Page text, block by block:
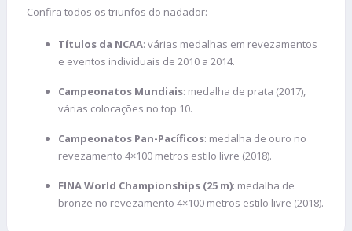
Confira todos os triunfos do nadador:
Títulos da NCAA: várias medalhas em revezamentos
e eventos individuais de 2010 a 2014.
Campeonatos Mundiais: medalha de prata (2017),
várias colocações no top 10.
Campeonatos Pan-Pacíficos: medalha de ouro no
revezamento 4×100 metros estilo livre (2018).
FINA World Championships (25 m): medalha de
bronze no revezamento 4×100 metros estilo livre (2018).